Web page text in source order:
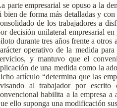
parte empresarial se opuso a la
bien de forma más detalladas y
de los trabajadores a
decisión unilateral empresarial
durante tres años frente a
operativo de la medida
y mantuvo que el
de una medida como la
artículo “determina que las
al trabajador por
habilita a la empresa a
ello suponga una modificación